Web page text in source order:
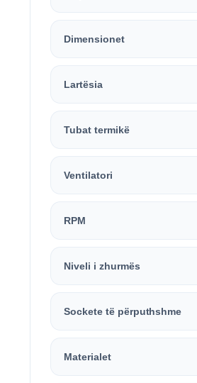
Dimensionet
Lartësia
Tubat termikë
Ventilatori
RPM
Niveli i zhurmës
Sockete të përputhshme
Materialet